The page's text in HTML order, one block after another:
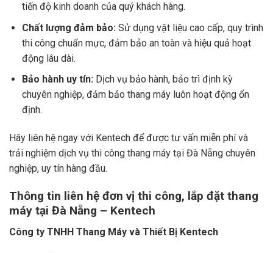
tiến độ kinh doanh của quý khách hàng.
Chất lượng đảm bảo:Sử dụng vật liệu cao cấp, quy trình
thi công chuẩn mực, đảm bảo an toàn và hiệu quả hoạt
động lâu dài.
Bảo hành uy tín:Dịch vụ bảo hành, bảo trì định kỳ
chuyên nghiệp, đảm bảo thang máy luôn hoạt động ổn
định.
Hãy liên hệ ngay với Kentech để được tư vấn miễn phí và
trải nghiệm dịch vụ thi công thang máy tại Đà Nẵng chuyên
nghiệp, uy tín hàng đầu.
Thông tin liên hệ đơn vị thi công, lắp đặt thang
máy tại Đà Nẵng – Kentech
Công ty TNHH Thang Máy và Thiết Bị Kentech